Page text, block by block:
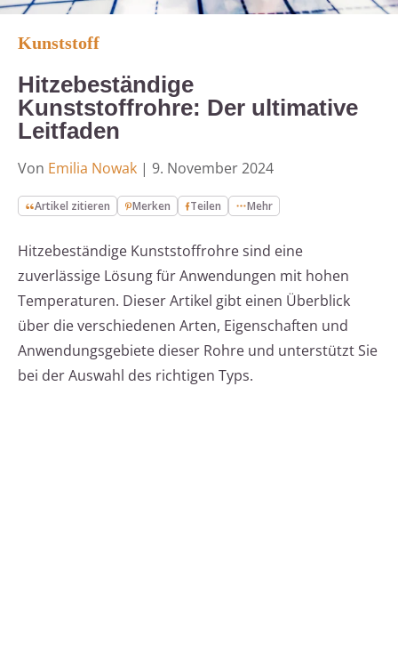
Kunststoff
Hitzebeständige
Kunststoffrohre: Der ultimative
Leitfaden
Von Emilia Nowak | 9. November 2024
Artikel zitieren Merken Teilen Mehr
Hitzebeständige Kunststoffrohre sind eine
zuverlässige Lösung für Anwendungen mit hohen
Temperaturen. Dieser Artikel gibt einen Überblick
über die verschiedenen Arten, Eigenschaften und
Anwendungsgebiete dieser Rohre und unterstützt Sie
bei der Auswahl des richtigen Typs.